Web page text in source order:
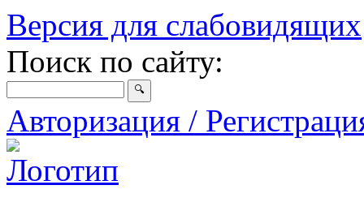
Версия для слабовидящих
Поиск по сайту:
Авторизация /